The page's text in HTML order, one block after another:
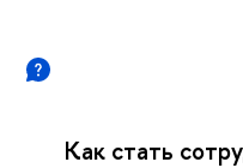
Как стать